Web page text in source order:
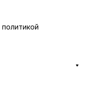
политикой